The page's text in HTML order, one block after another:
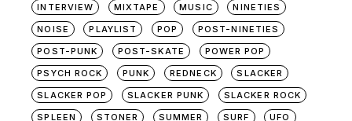
INTERVIEW
MIXTAPE MUSIC
NINETIES
NOISE
PLAYLIST POP
POST-NINETIES
POST-PUNK
POST-SKATE
POWER POP
PSYCH ROCK
PUNK REDNECK
SLACKER
SLACKER POP
SLACKER PUNK
SLACKER ROCK
SPLEEN
STONER SUMMER SURF UFO